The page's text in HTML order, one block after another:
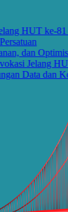
ke-81 RI
Optimisme
Jelang HUT RI
dan Konten